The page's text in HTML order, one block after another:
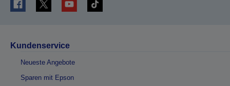
Kundenservice
Neueste Angebote
Sparen mit Epson